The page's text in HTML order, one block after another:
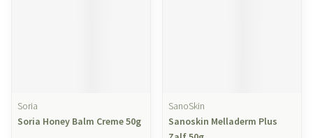
Soria
Soria Honey Balm Creme 50g
SanoSkin
Sanoskin Melladerm Plus